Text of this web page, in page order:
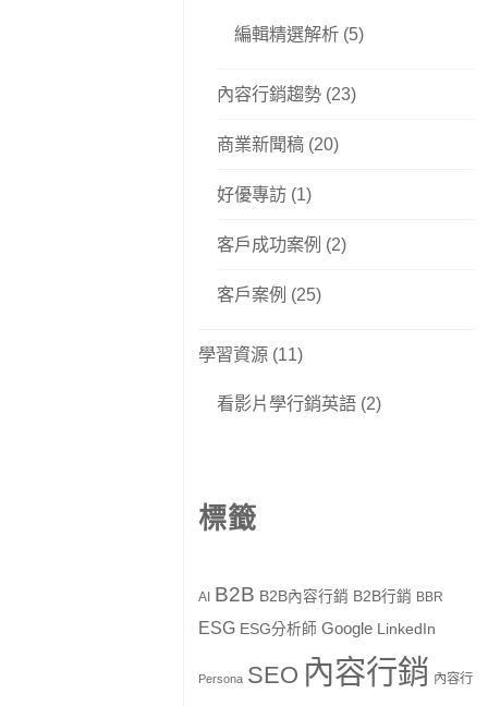
編輯精選解析(5)
內容行銷趨勢(23)
商業新聞稿(20)
好優專訪(1)
客戶成功案例 (2)
客戶案例 (25)
學習資源 (11)
看影片學行銷英語(2)
標籤
AI B2B B2B內容行銷 B2B行銷 BBR
ESG ESG分析師 Google LinkedIn
Persona SEO 內容行銷 內容行